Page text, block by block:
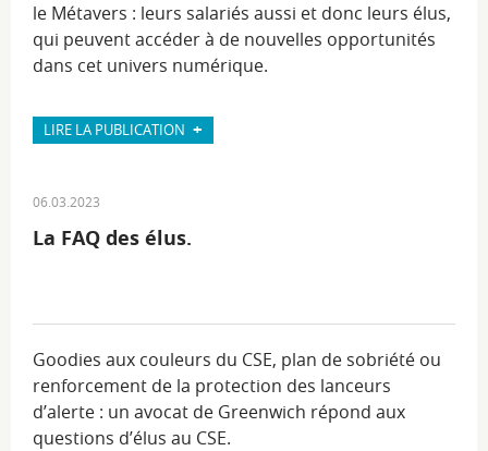
le Métavers : leurs salariés aussi et donc leurs élus,
qui peuvent accéder à de nouvelles opportunités
dans cet univers numérique.
LIRE LA PUBLICATION +
06.03.2023
La FAQ des élus.
Goodies aux couleurs du CSE, plan de sobriété ou
renforcement de la protection des lanceurs
d’alerte : un avocat de Greenwich répond aux
questions d’élus au CSE.